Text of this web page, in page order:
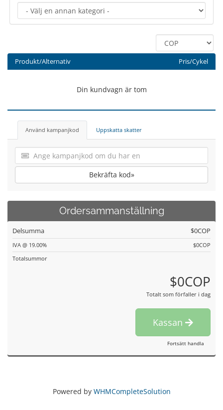
Produkt/Alternativ Pris/Cykel
Din kundvagn är tom
Använd kampanjkod Uppskatta skatter
Bekräfta kod»
Ordersammanställning
Delsumma $0COP
IVA @ 19.00%
$0COP
Totalsummor
$0COP
Totalt som förfaller i dag
Kassan
Fortsätt handla
Powered by WHMCompleteSolution